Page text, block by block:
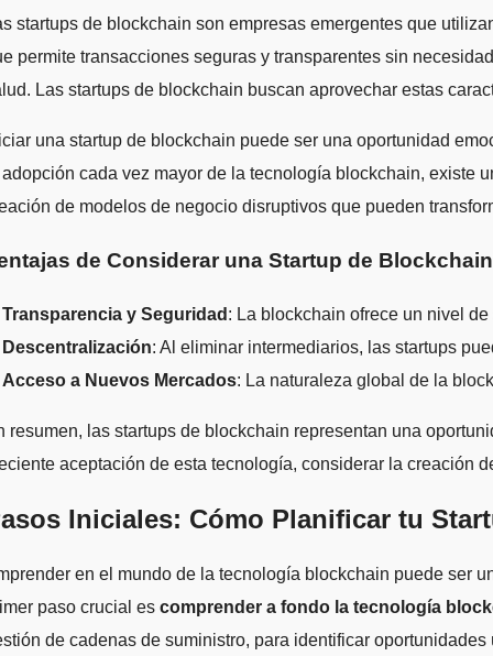
startups de blockchain son empresas emergentes que
permite transacciones seguras y transparentes sin
Las startups de blockchain buscan aprovechar estas
una startup de blockchain puede ser una oportunidad
cada vez mayor de la tecnología blockchain, existe
de modelos de negocio disruptivos que pueden
de Considerar una Startup de Blockchain
Transparencia y Seguridad : La blockchain ofrece un nivel
Descentralización: Al eliminar intermediarios, las startups
Acceso a Nuevos Mercados: La naturaleza global de la
resumen, las startups de blockchain representan una
aceptación de esta tecnología, considerar la creación
Iniciales: Cómo Planificar tu
en el mundo de la tecnología blockchain puede ser
paso crucial es comprender a fondo la tecnología
de cadenas de suministro, para identificar